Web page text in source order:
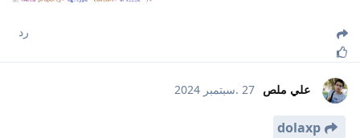
رد
علي ملص 27 .سبتمبر 2024
dolaxp